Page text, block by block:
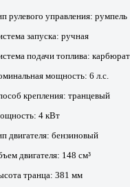
рулевого управления: румпель
запуска: ручная
подачи топлива:
мощность: 6 л.с.
крепления: транцевый
4 кВт
двигателя: бензиновый
двигателя: 148 см³
транца: 381 мм